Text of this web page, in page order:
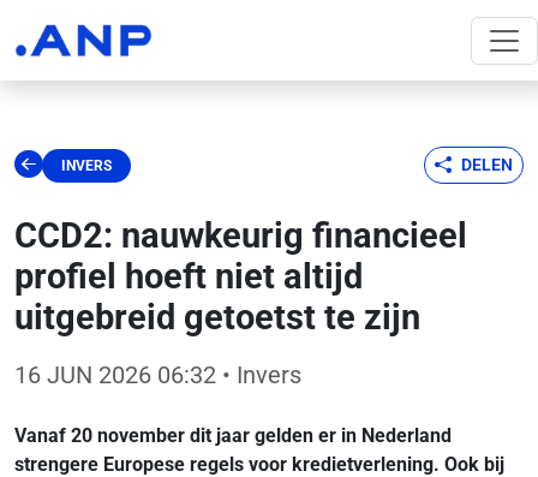
INVERS DELEN
CCD2: nauwkeurig financieel
profiel hoeft niet altijd
uitgebreid getoetst te zijn
16 JUN 2026 06:32 • Invers
Vanaf 20 november dit jaar gelden er in Nederland
strengere Europese regels voor kredietverlening. Ook bij